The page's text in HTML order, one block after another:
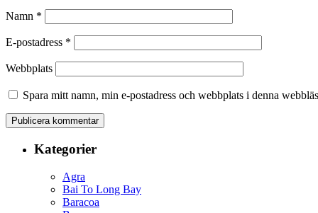
Namn *
E-postadress *
Webbplats
Spara mitt namn, min e-postadress och webbplats i denna
Kategorier
Agra
Bai To Long Bay
Baracoa